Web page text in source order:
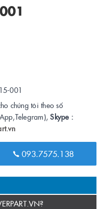
001
chúng tôi theo số
Skype :
093.7575.138